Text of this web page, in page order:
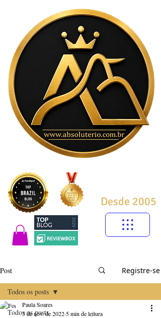
Desde 2005
Post Registre-se
Todos os posts
Todos os posts
Paula Soares
3 de nov. de 2022 5 min de leitura